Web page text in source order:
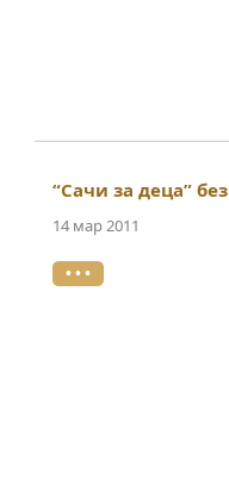
“Сачи за деца”
14 мар 2011
• • •